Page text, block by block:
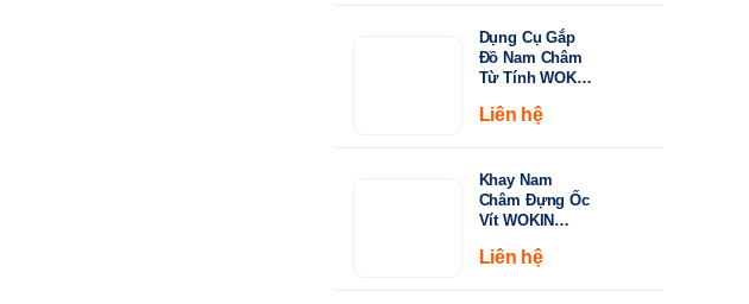
Dụng Cụ Gắp
Đồ Nam Châm
Từ Tính WOKIN
Rút Dài 130-
Liên hệ
Khay Nam
Châm Đựng Ốc
Vít WOKIN
Đường Kính
Liên hệ